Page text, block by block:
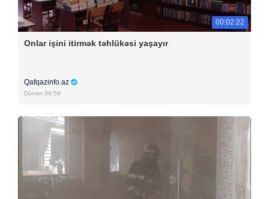
00:02:22
Onlar işini itirmək təhlükəsi yaşayır
Qafqazinfo.az
Dünən 09:59